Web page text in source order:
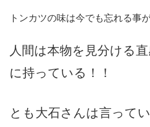
トンカツの味は今でも忘れる事
人間は本物を見分ける
に持っている！！
とも大石さんは言って